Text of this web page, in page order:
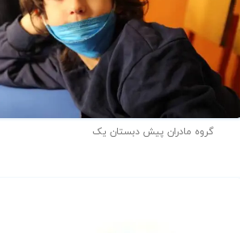
گروه مادران پیش دبستان یک